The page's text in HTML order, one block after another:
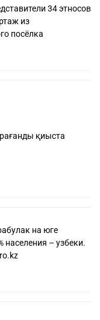
34 этносов
из
посёлка
қиыста
на юге
населения – узбеки.